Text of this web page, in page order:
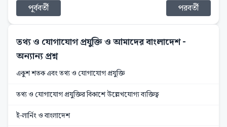
পূর্ববর্তী
পরবর্তী
তথ্য ও যোগাযোগ প্রযুক্তি ও আমাদের বাংলাদেশ-
অন্যান্য প্রশ্ন
একুশ শতক এবং তথ্য ও যোগাযোগ প্রযুক্তি
তথ্য ও যোগাযোগ প্রযুক্তির বিকাশে উল্লেখযোগ্য ব্যক্তিত্ব
ই-লার্নিং ও বাংলাদেশ